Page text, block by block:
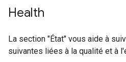
Health
La section "État" vous aide à
suivantes liées à la qualité et à